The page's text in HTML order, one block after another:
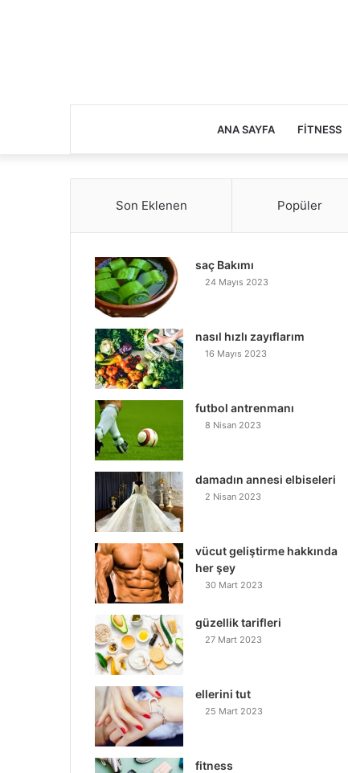
ANA SAYFA FITNESS
Son Eklenen Popüler
saç Bakımı
24 Mayıs 2023
nasıl hızlı zayıflarım
16 Mayıs 2023
futbol antrenmanı
8 Nisan 2023
damadın annesi elbiseleri
2 Nisan 2023
vücut geliştirme hakkında
her şey
30 Mart 2023
güzellik tarifleri
27 Mart 2023
ellerini tut
25 Mart 2023
fitness